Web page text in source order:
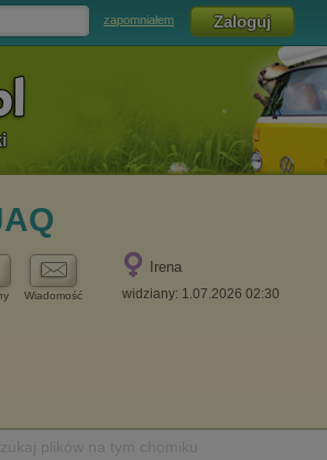
zapomniałem
Wiadomość
Irena
widziany: 1.07.2026 02:30